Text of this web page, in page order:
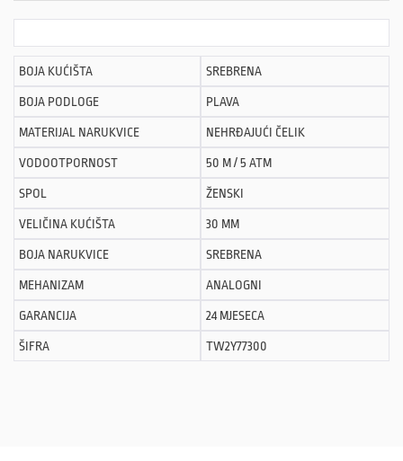
BOJA KUĆIŠTA SREBRENA
BOJA PODLOGE PLAVA
MATERIJAL NARUKVICE NEHRĐAJUĆI ČELIK
VODOOTPORNOST 50 M / 5 ATM
SPOL ŽENSKI
VELIČINA KUĆIŠTA 30 MM
BOJA NARUKVICE SREBRENA
MEHANIZAM ANALOGNI
GARANCIJA 24 MJESECA
ŠIFRA TW2Y77300